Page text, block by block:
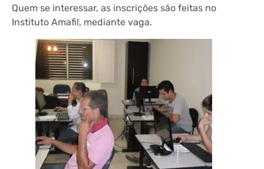
Quem se interessar, as inscrições são feitas no
Instituto Amafil, mediante vaga.